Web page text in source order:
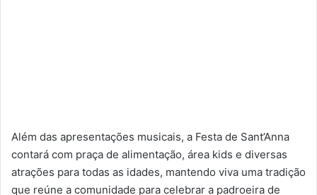
Além das apresentações musicais, a Festa de Sant’Anna
contará com praça de alimentação, área kids e diversas
atrações para todas as idades, mantendo viva uma tradição
que reúne a comunidade para celebrar a padroeira de